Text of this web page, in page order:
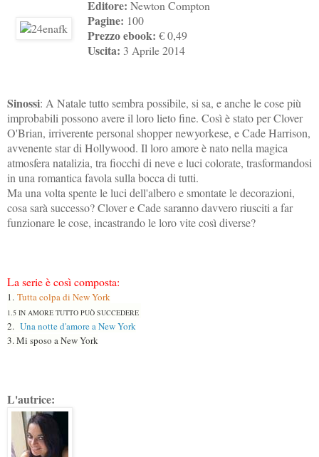
Editore: Newton Compton
Pagine: 100
Prezzo ebook: € 0,49
Uscita: 3 Aprile 2014
Sinossi: A Natale tutto sembra possibile, si sa, e anche le cose più
improbabili possono avere il loro lieto fine. Così è stato per Clover
O'Brian, irriverente personal shopper newyorkese, e Cade Harrison,
avvenente star di Hollywood. Il loro amore è nato nella magica
atmosfera natalizia, tra fiocchi di neve e luci colorate, trasformandosi
in una romantica favola sulla bocca di tutti.
Ma una volta spente le luci dell'albero e smontate le decorazioni,
cosa sarà successo? Clover e Cade saranno davvero riusciti a far
funzionare le cose, incastrando le loro vite così diverse?
La serie è così composta:
1. Tutta colpa di New York
1.5 IN AMORE TUTTO PUÒ SUCCEDERE
2. Una notte d'amore a New York
3. Mi sposo a New York
L'autrice: